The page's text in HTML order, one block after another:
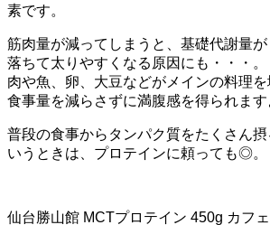
素です。
筋肉量が減ってしまうと、基礎代謝量が
落ちて太りやすくなる原因にも・・・。
肉や魚、卵、大豆などがメインの料理を
食事量を減らさずに満腹感を得られます
普段の食事からタンパク質をたくさん
いうときは、プロテインに頼っても◎。
仙台勝山館 MCTプロテイン 450g カフ